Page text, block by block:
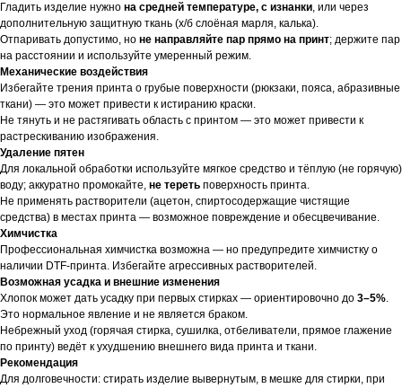
Гладить изделие нужно на средней температуре, с изнанки, или через
дополнительную защитную ткань (х/б слоёная марля, калька).
Отпаривать допустимо, но не направляйте пар прямо на принт; держите пар
на расстоянии и используйте умеренный режим.
Механические воздействия
Избегайте трения принта о грубые поверхности (рюкзаки, пояса, абразивные
ткани) — это может привести к истиранию краски.
Не тянуть и не растягивать область с принтом — это может привести к
растрескиванию изображения.
Удаление пятен
Для локальной обработки используйте мягкое средство и тёплую (не горячую)
воду; аккуратно промокайте, не тереть поверхность принта.
Не применять растворители (ацетон, спиртосодержащие чистящие
средства) в местах принта — возможное повреждение и обесцвечивание.
Химчистка
Профессиональная химчистка возможна — но предупредите химчистку о
наличии DTF-принта. Избегайте агрессивных растворителей.
Возможная усадка и внешние изменения
Хлопок может дать усадку при первых стирках — ориентировочно до 3–5%.
Это нормальное явление и не является браком.
Небрежный уход (горячая стирка, сушилка, отбеливатели, прямое глажение
по принту) ведёт к ухудшению внешнего вида принта и ткани.
Рекомендация
Для долговечности: стирать изделие вывернутым, в мешке для стирки, при